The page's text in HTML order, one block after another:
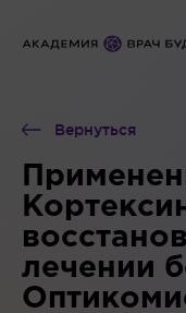
Вернуться
лечении